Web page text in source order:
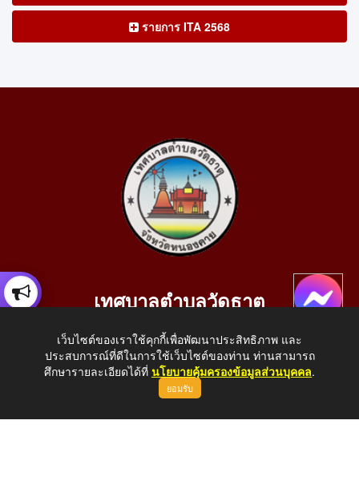
รายการ ITA 2568
เทศบาลตำบลวัดธาตุ
อ.เมือง จ.หนองคาย 43000
โทรศัพท์: 042-414758 โทรสาร: 042-414759
E-Mail: saraban_05430110@dla.go.th
เว็บไซต์ของเราใช้คุกกี้เพื่อพัฒนาประสิทธิภาพ และ
ประสบการณ์ที่ดีในการใช้เว็บไซต์ของท่าน ท่านสามารถ
ศึกษารายละเอียดได้ที่ นโยบายคุ้มครองข้อมูลส่วนบุคคล.
ยอมรับ